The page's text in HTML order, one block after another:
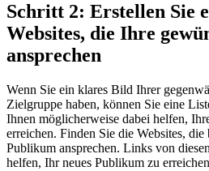
Schritt 2: Erstellen Sie
Websites, die Ihre
ansprechen
Wenn Sie ein klares Bild Ihrer
Zielgruppe haben, können Sie eine
Ihnen möglicherweise dabei helfen,
erreichen. Finden Sie die Websites,
Publikum ansprechen. Links von
helfen, Ihr neues Publikum zu